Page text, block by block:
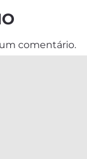
comentário.